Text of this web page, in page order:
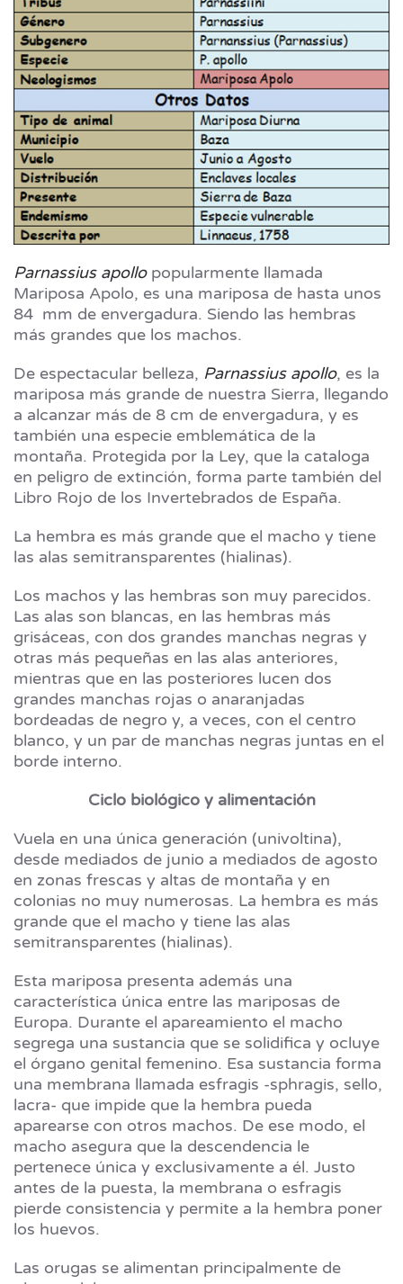
Parnassius apollopopularmente llamada
Mariposa Apolo, es una mariposa de hasta unos
84 mm de envergadura. Siendo las hembras
más grandes que los machos.
De espectacular belleza, Parnassius apollo, es la
mariposa más grande de nuestra Sierra, llegando
a alcanzar más de 8 cm de envergadura, y es
también una especie emblemática de la
montaña. Protegida por la Ley, que la cataloga
en peligro de extinción, forma parte también del
Libro Rojo de los Invertebrados de España.
La hembra es más grande que el macho y tiene
las alas semitransparentes (hialinas).
Los machos y las hembras son muy parecidos.
Las alas son blancas, en las hembras más
grisáceas, con dos grandes manchas negras y
otras más pequeñas en las alas anteriores,
mientras que en las posteriores lucen dos
grandes manchas rojas o anaranjadas
bordeadas de negro y, a veces, con el centro
blanco, y un par de manchas negras juntas en el
borde interno.
Ciclo biológico y alimentación
Vuela en una única generación (univoltina),
desde mediados de junio a mediados de agosto
en zonas frescas y altas de montaña y en
colonias no muy numerosas. La hembra es más
grande que el macho y tiene las alas
semitransparentes (hialinas).
Esta mariposa presenta además una
característica única entre las mariposas de
Europa. Durante el apareamiento el macho
segrega una sustancia que se solidifica y ocluye
el órgano genital femenino. Esa sustancia forma
una membrana llamada esfragis -sphragis, sello,
lacra- que impide que la hembra pueda
aparearse con otros machos. De ese modo, el
macho asegura que la descendencia le
pertenece única y exclusivamente a él. Justo
antes de la puesta, la membrana o esfragis
pierde consistencia y permite a la hembra poner
los huevos.
Las orugas se alimentan principalmente de